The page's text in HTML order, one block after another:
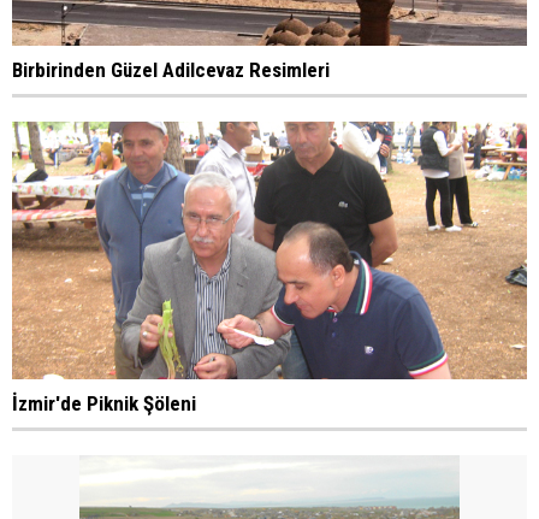
Birbirinden Güzel Adilcevaz Resimleri
İzmir'de Piknik Şöleni